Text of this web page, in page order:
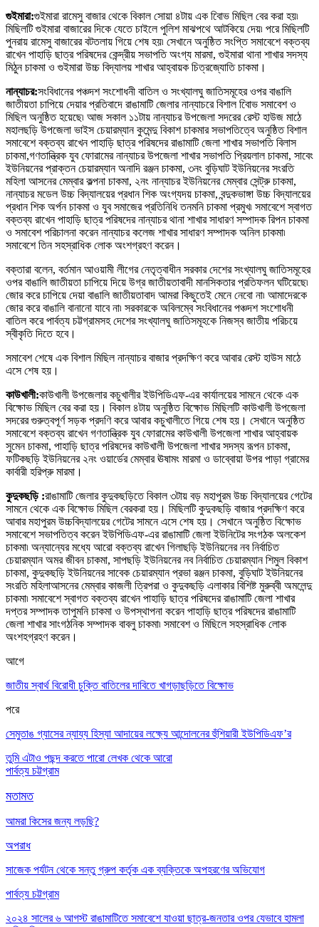
গুইমারা:গুইমারা রামেসু বাজার থেকে বিকাল সোয়া ৪টায় এক বিােভ মিছিল বের করা হয়৷
মিছিলটি গুইমারা বাজারের দিকে যেতে চাইলে পুলিশ মাঝপথে আটকিয়ে দেয়৷ পরে মিছিলটি
পুনরায় রামেসু বাজারের বটতলায় গিয়ে শেষ হয়৷ সেখানে অনুষ্ঠিত সংপ্তি সমাবেশে বক্তব্য
রাখেন পাহাড়ি ছাত্র পরিষদের কেন্দ্রীয় সভাপতি অংগ্য মারমা, গুইমারা থানা শাখার সদস্য
মিঠুন চাকমা ও গুইমারা উচ্চ বিদ্যালয় শাখার আহ্বায়ক চিত্রজ্যোতি চাকমা ।
নান্যাচর:সংবিধানের পঞ্চদশ সংশোধনী বাতিল ও সংখ্যালঘু জাতিসমূহের ওপর বাঙালি
জাতীয়তা চাপিয়ে দেয়ার প্রতিবাদে রাঙামাটি জেলার নান্যাচরে বিশাল বিােভ সমাবেশ ও
মিছিল অনুষ্ঠিত হয়েছে৷ আজ সকাল ১১টায় নান্যাচর উপজেলা সদরের রেস্ট হাউজ মাঠে
মহালছড়ি উপজেলা ভাইস চেয়ারম্যান কুমেন্দু বিকাশ চাকমার সভাপতিত্বে অনুষ্ঠিত বিশাল
সমাবেশে বক্তব্য রাখেন পাহাড়ি ছাত্র পরিষদের রাঙামাটি জেলা শাখার সভাপতি বিলাস
চাকমা,গণতান্ত্রিক যুব ফোরামের নান্যাচর উপজেলা শাখার সভাপতি প্রিয়লাল চাকমা, সাবেং
ইউনিয়নের প্রাক্তন চেয়ারম্যান অনাদি রঞ্জন চাকমা, ৩নং বুড়িঘাট ইউনিয়নের সংরতি
মহিলা আসনের মেম্বার কল্পনা চাকমা, ২নং নান্যাচর ইউনিয়নের মেম্বার সেন্ট্রু চাকমা,
নান্যাচর মডেল উচ্চ বিদ্যালয়ের প্রধান শিক অংগ্যদয় চাকমা, বন্দুকভাঙ্গা উচ্চ বিদ্যালয়ের
প্রধান শিক অর্পন চাকমা ও যুব সমাজের প্রতিনিধি তনমনি চাকমা প্রমুখ৷ সমাবেশে স্বাগত
বক্তব্য রাখেন পাহাড়ি ছাত্র পরিষদের নান্যাচর থানা শাখার সাধারণ সম্পাদক রিপন চাকমা
ও সমাবেশ পরিচালনা করেন নান্যাচর কলেজ শাখার সাধারণ সম্পাদক অনিল চাকমা৷
সমাবেশে তিন সহস্রাধিক লোক অংশগ্রহণ করেন।
বক্তারা বলেন, বর্তমান আওয়ামী লীগের নেতৃত্বাধীন সরকার দেশের সংখ্যালঘু জাতিসমূহের
ওপর বাঙালি জাতীয়তা চাপিয়ে দিয়ে উগ্র জাতীয়তাবাদী মানসিকতার প্রতিফলন ঘটিয়েছে৷
জোর করে চাপিয়ে দেয়া বাঙালি জাতীয়তাবাদ আমরা কিছুতেই মেনে নেবো না৷ আমাদেরকে
জোর করে বাঙালি বানানো যাবে না৷ সরকারকে অবিলম্বে সংবিধানের পঞ্চদশ সংশোধনী
বাতিল করে পার্বত্য চট্টগ্রামসহ দেশের সংখ্যালঘু জাতিসমূহকে নিজস্ব জাতীয় পরিচয়ে
স্বীকৃতি দিতে হবে।
সমাবেশ শেষে এক বিশাল মিছিল নান্যাচর বাজার প্রদক্ষিণ করে আবার রেস্ট হাউস মাঠে
এসে শেষ হয় ।
কাউখালী:কাউখালী উপজেলার কচুখালীর ইউপিডিএফ-এর কার্যালয়ের সামনে থেকে এক
বিক্ষোভ মিছিল বের করা হয় । বিকাল ৪টায় অনুষ্ঠিতবিক্ষোভ মিছিলটি কাউখালী উপজেলা
সদরের গুরুত্বপূর্ণ সড়ক প্রদণি করে আবার কচুখালীতে গিয়ে শেষ হয় । সেখানে অনুষ্ঠিত
সমাবেশে বক্তব্য রাখেন গণতান্ত্রিক যুব ফোরামের কাউখালী উপজেলা শাখার আহ্বায়ক
সুমেন চাকমা, পাহাড়ি ছাত্র পরিষদের কাউখালী উপজেলা শাখার সদস্য রূপন চাকমা,
ফটিকছড়ি ইউনিয়নের ২নং ওয়ার্ডের মেম্বার ঊষামং মারমা ও ডাব্বোয়া উপর পাড়া গ্রামের
কার্বারী হরিপ্রু মারমা ।
কুদুকছড়ি :রাঙামাটি জেলার কুদুকছড়িতে বিকাল ৩টায় বড় মহাপুরম উচ্চ বিদ্যালয়ের গেটের
সামনে থেকে এক বিক্ষোভ মিছিল বেরকরা হয় । মিছিলটি কুদুকছড়ি বাজার প্রদক্ষিণ করে
আবার মহাপুরম উচ্চবিদ্যালয়ের গেটের সামনে এসে শেষ হয় । সেখানে অনুষ্ঠিতবিক্ষোভ
সমাবেশে সভাপতিত্ব করেন ইউপিডিএফ-এর রাঙামাটি জেলা ইউনিটের সংগঠক অলকেশ
চাকমা৷ অন্যান্যের মধ্যে আরো বক্তব্য রাখেন গিলাছড়ি ইউনিয়নের নব নির্বাচিত
চেয়ারম্যান অমর জীবন চাকমা, সাপছড়ি ইউনিয়নের নব নির্বাচিত চেয়ারম্যান শিমুল বিকাশ
চাকমা, কুদুকছড়ি ইউনিয়নের সাবেক চেয়ারম্যান প্রভা রঞ্জন চাকমা, বুড়িঘাট ইউনিয়নের
সংরতি মহিলাআসনের মেম্বার কাজলী ত্রিপরা ও কুদুকছড়ি এলাকার বিশিষ্ট মুরুব্বী অমলেন্দু
চাকমা৷ সমাবেশে স্বাগত বক্তব্য রাখেন পাহাড়ি ছাত্র পরিষদের রাঙামাটি জেলা শাখার
দপ্তর সম্পাদক তাপুমনি চাকমা ও উপস্থাপনা করেন পাহাড়ি ছাত্র পরিষদের রাঙামাটি
জেলা শাখার সাংগঠনিক সম্পাদক বাবলু চাকমা৷ সমাবেশ ও মিছিলে সহস্রাধিক লোক
অংশহগ্রহণ করেন।
আগে
জাতীয় স্বার্থ বিরোধী চুক্তি বাতিলের দাবিতে খাগড়াছড়িতে বিক্ষোভ
পরে
সেমুতাঙ গ্যাসের ন্যায্য হিস্যা আদায়ের লক্ষ্যে আন্দোলনের হুঁশিয়ারী ইউপিডিএফ’র
তুমি এটাও পছন্দ করতে পারো লেখক থেকে আরো
পার্বত্য চট্টগ্রাম
মতামত
আমরা কিসের জন্য লড়ছি?
অপরাধ
সাজেক পর্যটন থেকে সন্তু গ্রুপ কর্তৃক এক ব্যক্তিকে অপহরণের অভিযোগ
পার্বত্য চট্টগ্রাম
২০২৪ সালের ৬ আগস্ট রাঙামাটিতে সমাবেশে যাওয়া ছাত্র-জনতার ওপর যেভাবে হামলা